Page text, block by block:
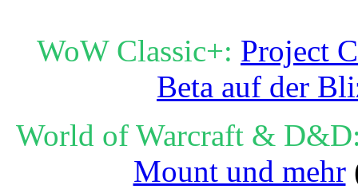
WoW Classic+: Project
Beta auf der
World of Warcraft &
Mount und mehr